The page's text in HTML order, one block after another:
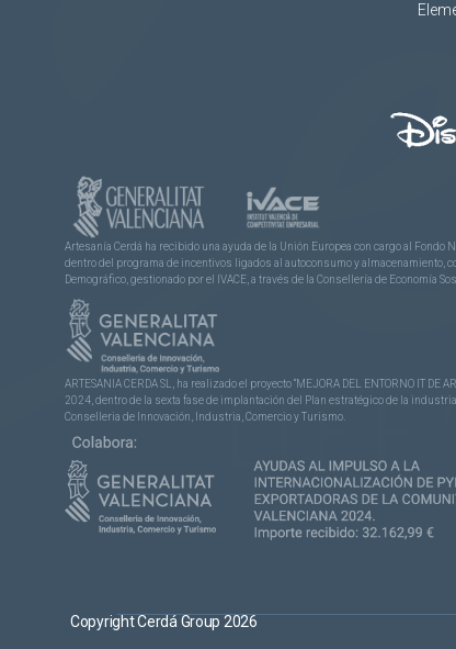
Artesanía Cerdá ha recibido una ayuda de la Unión Europea con cargo al
dentro del programa de incentivos ligados al autoconsumo y almacenamiento,
Demográfico, gestionado por el IVACE, a través de la Consellería de Economía
ARTESANIA CERDA SL, ha realizado el proyecto “MEJORA DEL ENTORNO IT
2024, dentro de la sexta fase de implantación del Plan estratégico de la
Conselleria de Innovación, Industria, Comercio y Turismo.
Copyright Cerdá Group 2026